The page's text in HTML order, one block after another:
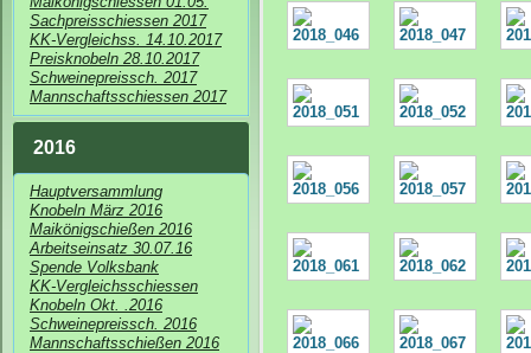
Sachpreisschiessen 2017
KK-Vergleichss. 14.10.2017
Preisknobeln 28.10.2017
Schweinepreissch. 2017
Mannschaftsschiessen 2017
2016
Hauptversammlung
Knobeln März 2016
Maikönigschießen 2016
Arbeitseinsatz 30.07.16
Spende Volksbank
KK-Vergleichsschiessen
Knobeln Okt. .2016
Schweinepreissch. 2016
Mannschaftsschießen 2016